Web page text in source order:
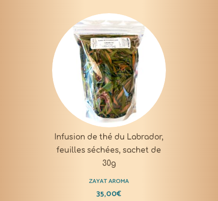
Infusion de thé du Labrador,
feuilles séchées, sachet de
30g
ZAYAT AROMA
35,00€